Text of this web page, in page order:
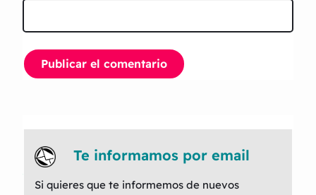
Te informamos por email
Si quieres que te informemos de nuevos